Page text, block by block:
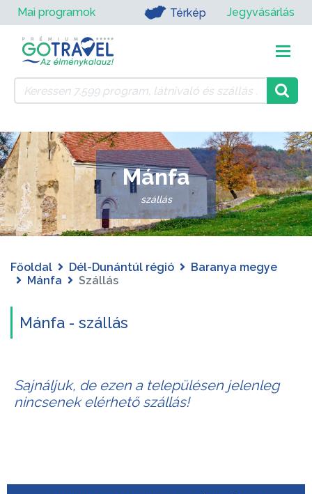
Mai programok Térkép Jegyvásárlás
Mánfa
szállás
Főoldal Dél-Dunántúl régió
Baranya megye
Mánfa
Szállás
Mánfa - szállás
Sajnáljuk, de ezen a településen jelenleg
nincsenek elérhető szállás!